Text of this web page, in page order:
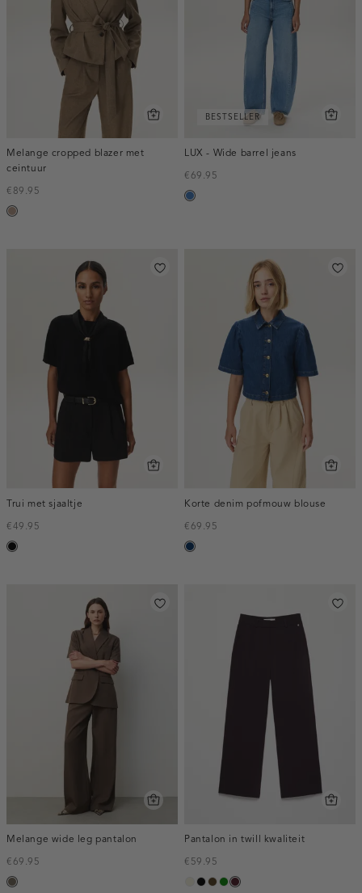
Melange cropped blazer met
ceintuur
€89.95
taupe,
BESTSELLER
LUX - Wide barrel jeans
€69.95
blauw,
Trui met sjaaltje
€49.95
zwart
Korte denim pofmouw blouse
€69.95
blauw,
Melange wide leg pantalon
€69.95
bruin
Pantalon in twill kwaliteit
€59.95
ecru
zwart
toffee
groen
pruim,